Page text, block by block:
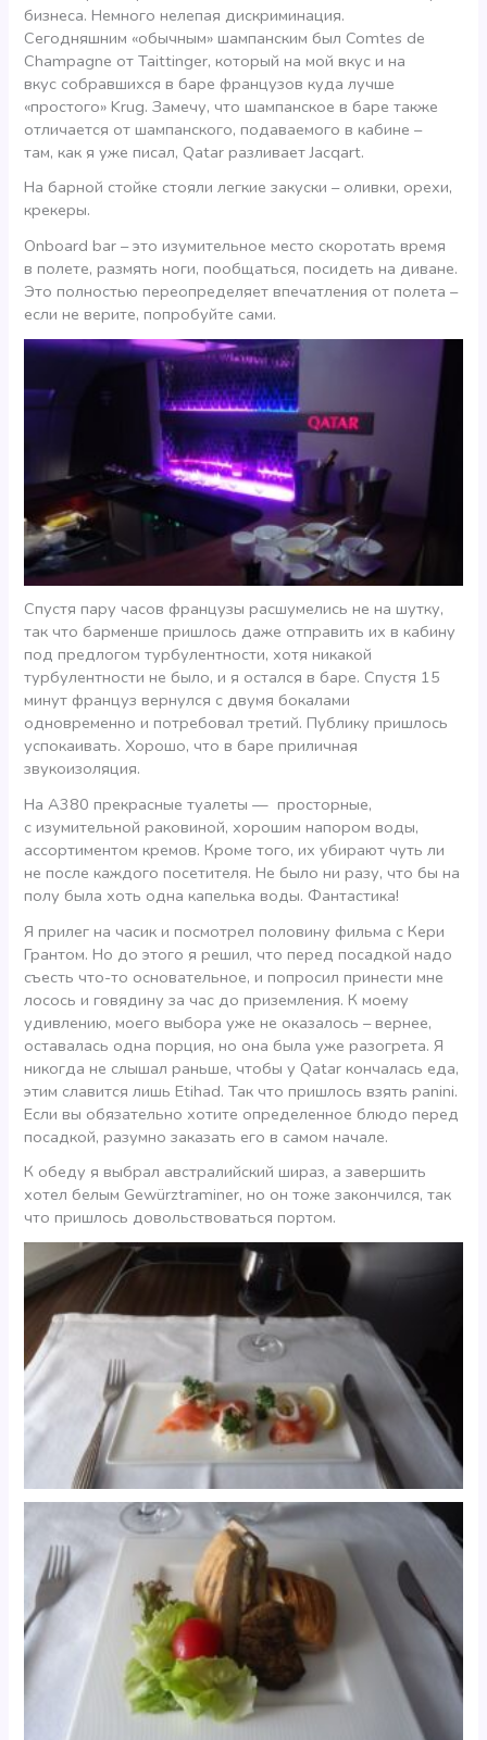
бизнеса. Немного нелепая дискриминация.
Сегодняшним «обычным» шампанским был Comtes de
Champagne от Taittinger, который на мой вкус и на
вкус собравшихся в баре французов куда лучше
«простого» Krug. Замечу, что шампанское в баре также
отличается от шампанского, подаваемого в кабине –
там, как я уже писал, Qatar разливает Jacqart.
На барной стойке стояли легкие закуски – оливки, орехи,
крекеры.
Onboard bar – это изумительное место скоротать время
в полете, размять ноги, пообщаться, посидеть на диване.
Это полностью переопределяет впечатления от полета –
если не верите, попробуйте сами.
Спустя пару часов французы расшумелись не на шутку,
так что барменше пришлось даже отправить их в кабину
под предлогом турбулентности, хотя никакой
турбулентности не было, и я остался в баре. Спустя 15
минут француз вернулся с двумя бокалами
одновременно и потребовал третий. Публику пришлось
успокаивать. Хорошо, что в баре приличная
звукоизоляция.
На А380 прекрасные туалеты — просторные,
с изумительной раковиной, хорошим напором воды,
ассортиментом кремов. Кроме того, их убирают чуть ли
не после каждого посетителя. Не было ни разу, что бы на
полу была хоть одна капелька воды. Фантастика!
Я прилег на часик и посмотрел половину фильма с Кери
Грантом. Но до этого я решил, что перед посадкой надо
съесть что-то основательное, и попросил принести мне
лосось и говядину за час до приземления. К моему
удивлению, моего выбора уже не оказалось – вернее,
оставалась одна порция, но она была уже разогрета. Я
никогда не слышал раньше, чтобы у Qatar кончалась еда,
этим славится лишь Etihad. Так что пришлось взять panini.
Если вы обязательно хотите определенное блюдо перед
посадкой, разумно заказать его в самом начале.
К обеду я выбрал австралийский шираз, а завершить
хотел белым Gewürztraminer, но он тоже закончился, так
что пришлось довольствоваться портом.